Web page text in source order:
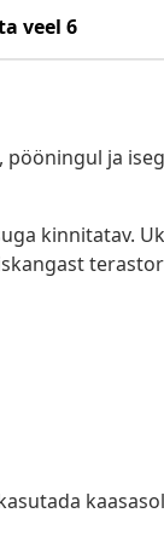
veel 6
ja
kinnitatav.